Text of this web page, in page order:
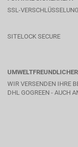
SSL-
SITELOCK SECURE
WIR VERSENDEN IHRE
DHL GOGREEN - AUCH